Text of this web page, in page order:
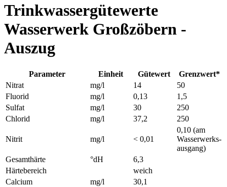
Trinkwassergütewerte
Wasserwerk Großzöbern -
Auszug
Parameter Einheit Gütewert
Grenzwert*
Nitrat
mg/l 14
50
Fluorid
mg/l 0,13
1,5
Sulfat
mg/l 30
250
Chlorid
mg/l 37,2 250
Nitrit mg/l < 0,01
0,10 (am
Wasserwerks-
ausgang)
Gesamthärte
°dH
6,3
Härtebereich
weich
Calcium
mg/l
30,1